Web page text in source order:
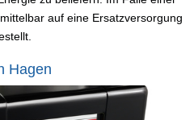
auf eine Ersatzversorgung
Hagen